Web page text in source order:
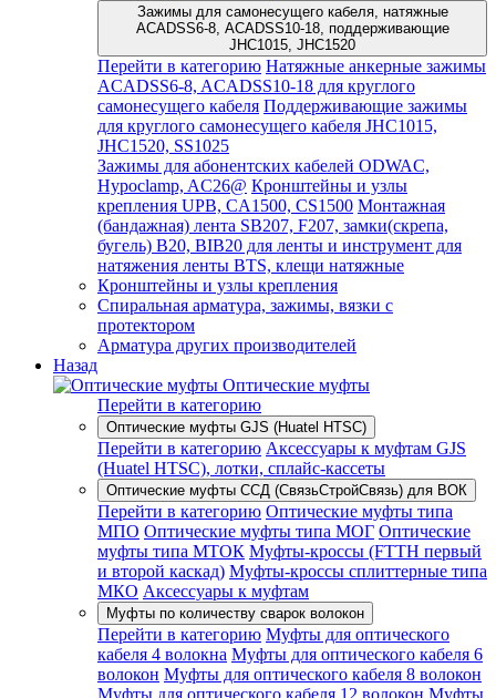
Зажимы для самонесущего кабеля, натяжные
ACADSS6-8, ACADSS10-18, поддерживающие
JHC1015, JHC1520
Перейти в категорию Натяжные анкерные зажимы
ACADSS6-8, ACADSS10-18 для круглого
самонесущего кабеля Поддерживающие зажимы
для круглого самонесущего кабеля JHC1015,
JHC1520, SS1025
Зажимы для абонентских кабелей ODWAC,
Hypoclamp, AC26@ Кронштейны и узлы
крепления UPB, CA1500, CS1500 Монтажная
(бандажная) лента SB207, F207, замки(скрепа,
бугель) B20, BIB20 для ленты и инструмент для
натяжения ленты BTS, клещи натяжные
Кронштейны и узлы крепления
Спиральная арматура, зажимы, вязки с
протектором
Арматура других производителей
Назад
Оптические муфты
Перейти в категорию
Оптические муфты GJS (Huatel HTSC)
Перейти в категорию Аксессуары к муфтам GJS
(Huatel HTSC), лотки, сплайс-кассеты
Оптические муфты ССД (СвязьСтройСвязь) для ВОК
Перейти в категорию Оптические муфты типа
МПО Оптические муфты типа МОГ Оптические
муфты типа МТОК Муфты-кроссы (FTTH первый
и второй каскад) Муфты-кроссы сплиттерные типа
МКО Аксессуары к муфтам
Муфты по количеству сварок волокон
Перейти в категорию Муфты для оптического
кабеля 4 волокна Муфты для оптического кабеля 6
волокон Муфты для оптического кабеля 8 волокон
Муфты для оптического кабеля 12 волокон Муфты